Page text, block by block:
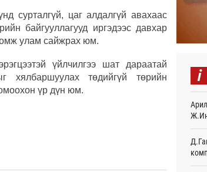
сурталгүй, цаг алдалгүй авахаас
байгууллагууд иргэдээс давхар
улам сайжрах юм.
үйлчилгээ шат дараатай
хялбаршуулах төдийгүй төрийн
үр дүн юм.
i